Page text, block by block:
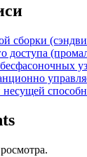
сборки
доступа
несущей